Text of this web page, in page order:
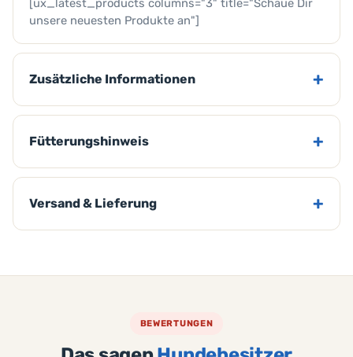
[ux_latest_products columns="3" title="Schaue Dir
unsere neuesten Produkte an"]
Zusätzliche Informationen
Fütterungshinweis
Versand & Lieferung
BEWERTUNGEN